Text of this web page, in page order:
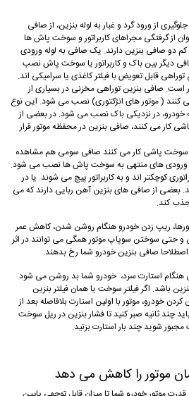
از ورود گرد و غبار به لوله بنزین، از صافی
از گرفتگی مجراهای کاربراتور و سوخت پاش ها
دو صافی بنزین دارند. یک صافی به لوله ورودی
دیگر بین باک و کاربراتور یا سوخت پاش نصب
قابل تعویض با فیلتر کاغذی یا سرامیکی اند.
است. صافی بنزین توراهی مخزنی در بسیاری از
کنند ( موتور های انژکتوری) نصب می شود. این نوع
خودرو، در نزدیکی باک نصب می شود. در بعضی از
کار می کنند، صافی بنزین در محفظه موتور قرار
سوخت پاشی کار می کنند صافی سومی هم مشاهده
ورودی های منتهی به سوخت پاش ها نصب می شود.
کوچکتر اند و به کاربراتور پیچ می شوند. یا در
از صافی های بنزین آهن ربایی دارند که می
جذب کند.
ریپ زدن خودرو هنگام روشن شدن، کاهش عمر
حتی سوختن سوپاپ موتور همگی می توانند در اثر
اصطلاحا صافی بنزین خودرو شما رخ بدهند.
هنگام استارت سرد، خودرو شما بد روشن می شود
باشد. اگر فیلتر سوخت یا همان فیلتر بنزین
خودرو، موتور با اولین استارت بلافاصله بعد از
چند ثانیه صبر کنید تا فشار بنزین در ریل سوخت
شوید چند بار استارت بزنید.
موتور را کاهش می دهد